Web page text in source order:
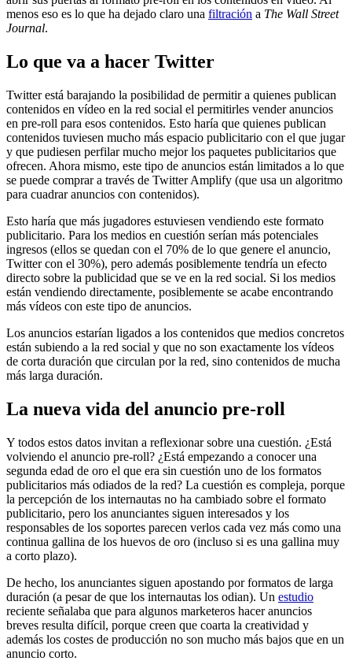
menos eso es lo que ha dejado claro una filtración a The Wall Street
Journal.
Lo que va a hacer Twitter
Twitter está barajando la posibilidad de permitir a quienes publican
contenidos en vídeo en la red social el permitirles vender anuncios
en pre-roll para esos contenidos. Esto haría que quienes publican
contenidos tuviesen mucho más espacio publicitario con el que jugar
y que pudiesen perfilar mucho mejor los paquetes publicitarios que
ofrecen. Ahora mismo, este tipo de anuncios están limitados a lo que
se puede comprar a través de Twitter Amplify (que usa un algoritmo
para cuadrar anuncios con contenidos).
Esto haría que más jugadores estuviesen vendiendo este formato
publicitario. Para los medios en cuestión serían más potenciales
ingresos (ellos se quedan con el 70% de lo que genere el anuncio,
Twitter con el 30%), pero además posiblemente tendría un efecto
directo sobre la publicidad que se ve en la red social. Si los medios
están vendiendo directamente, posiblemente se acabe encontrando
más vídeos con este tipo de anuncios.
Los anuncios estarían ligados a los contenidos que medios concretos
están subiendo a la red social y que no son exactamente los vídeos
de corta duración que circulan por la red, sino contenidos de mucha
más larga duración.
La nueva vida del anuncio pre-roll
Y todos estos datos invitan a reflexionar sobre una cuestión. ¿Está
volviendo el anuncio pre-roll? ¿Está empezando a conocer una
segunda edad de oro el que era sin cuestión uno de los formatos
publicitarios más odiados de la red? La cuestión es compleja, porque
la percepción de los internautas no ha cambiado sobre el formato
publicitario, pero los anunciantes siguen interesados y los
responsables de los soportes parecen verlos cada vez más como una
continua gallina de los huevos de oro (incluso si es una gallina muy
a corto plazo).
De hecho, los anunciantes siguen apostando por formatos de larga
duración (a pesar de que los internautas los odian). Un estudio
reciente señalaba que para algunos marketeros hacer anuncios
breves resulta difícil, porque creen que coarta la creatividad y
además los costes de producción no son mucho más bajos que en un
anuncio corto.